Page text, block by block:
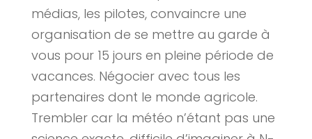
médias, les pilotes, convaincre une
organisation de se mettre au garde à
vous pour 15 jours en pleine période de
vacances. Négocier avec tous les
partenaires dont le monde agricole.
Trembler car la météo n’étant pas une